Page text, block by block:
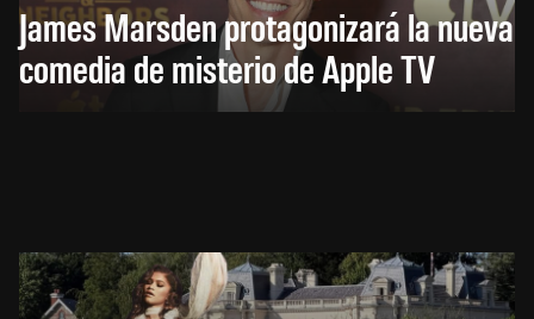
James Marsden protagonizará la nueva
comedia de misterio de Apple TV